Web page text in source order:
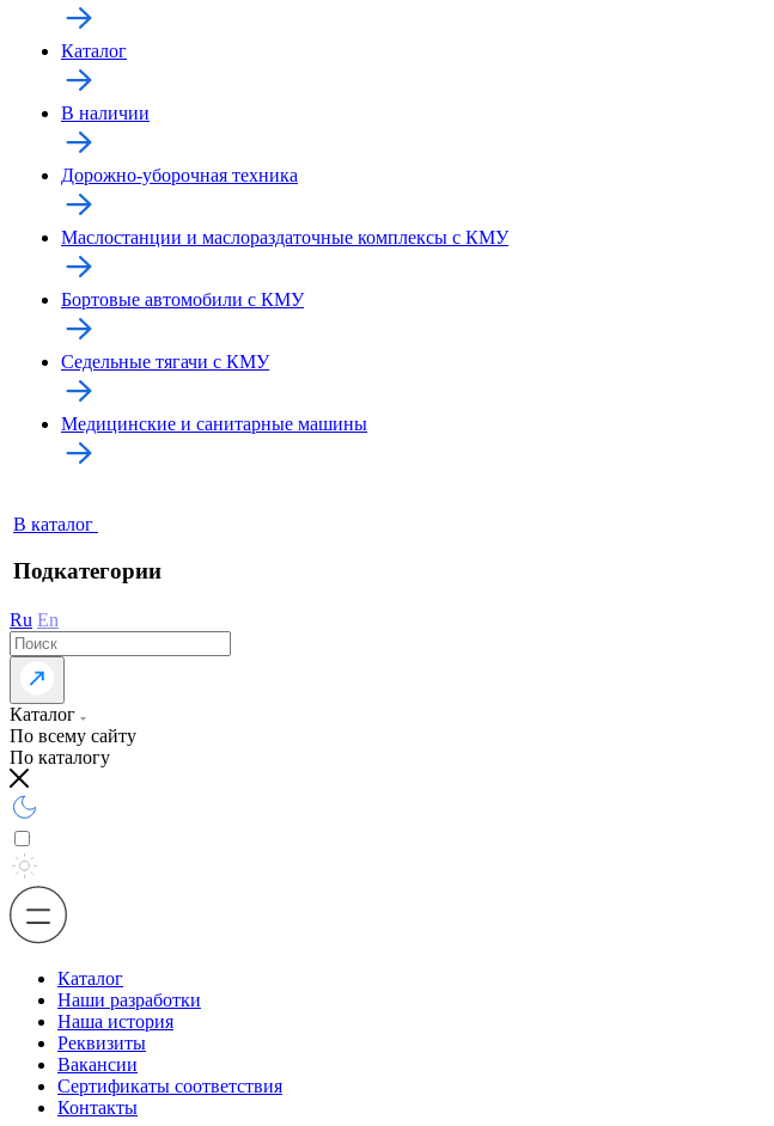
Каталог
В наличии
Дорожно-уборочная техника
Маслостанции и маслораздаточные комплексы с КМУ
Бортовые автомобили с КМУ
Седельные тягачи с КМУ
Медицинские и санитарные машины
В каталог
Подкатегории
Ru En
Каталог
По всему сайту
По каталогу
Каталог
Наши разработки
Наша история
Реквизиты
Вакансии
Сертификаты соответствия
Контакты